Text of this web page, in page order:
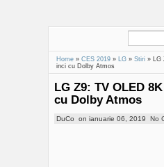
Home » CES 2019 » LG » Stiri » LG
inci cu Dolby Atmos
LG Z9: TV OLED
cu Dolby Atmos
DuCo on ianuarie 06, 2019 No